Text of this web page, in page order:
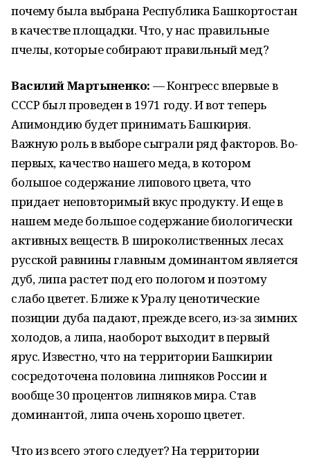
почему была выбрана Республика Башкортостан
в качестве площадки. Что, у нас правильные
пчелы, которые собирают правильный мед?
Василий Мартыненко: — Конгресс впервые в
СССР был проведен в 1971 году. И вот теперь
Апимондию будет принимать Башкирия.
Важную роль в выборе сыграли ряд факторов. Во-
первых, качество нашего меда, в котором
большое содержание липового цвета, что
придает неповторимый вкус продукту. И еще в
нашем меде большое содержание биологически
активных веществ. В широколиственных лесах
русской равнины главным доминантом является
дуб, липа растет под его пологом и поэтому
слабо цветет. Ближе к Уралу ценотические
позиции дуба падают, прежде всего, из-за зимних
холодов, а липа, наоборот выходит в первый
ярус. Известно, что на территории Башкирии
сосредоточена половина липняков России и
вообще 30 процентов липняков мира. Став
доминантой, липа очень хорошо цветет.
Что из всего этого следует? На территории